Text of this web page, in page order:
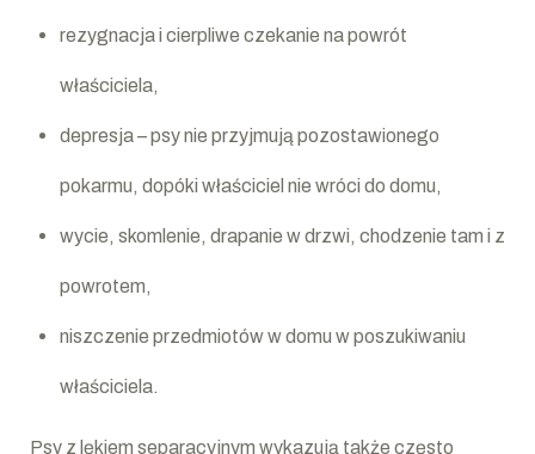
rezygnacja i cierpliwe czekanie na powrót
właściciela,
depresja – psy nie przyjmują pozostawionego
pokarmu, dopóki właściciel nie wróci do domu,
wycie, skomlenie, drapanie w drzwi, chodzenie tam i z
powrotem,
niszczenie przedmiotów w domu w poszukiwaniu
właściciela.
Psy z lękiem separacyjnym wykazują także często